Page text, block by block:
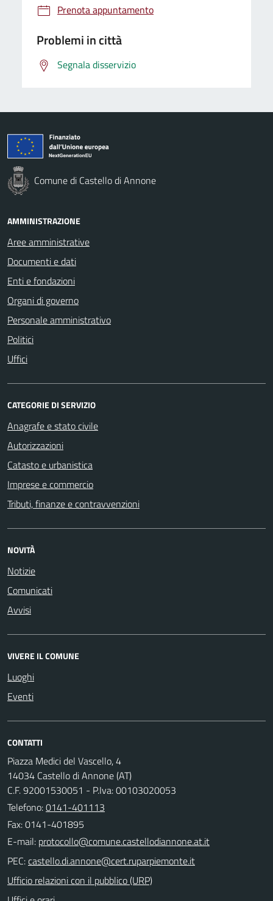
Prenota appuntamento
Problemi in città
Segnala disservizio
Comune di Castello di Annone
AMMINISTRAZIONE
Aree amministrative
Documenti e dati
Enti e fondazioni
Organi di governo
Personale amministrativo
Politici
Uffici
CATEGORIE DI SERVIZIO
Anagrafe e stato civile
Autorizzazioni
Catasto e urbanistica
Imprese e commercio
Tributi, finanze e contravvenzioni
NOVITÀ
Notizie
Comunicati
Avvisi
VIVERE IL COMUNE
Luoghi
Eventi
CONTATTI
Piazza Medici del Vascello, 4
14034 Castello di Annone (AT)
C.F. 92001530051 - P.Iva: 00103020053
Telefono:0141-401113
Fax: 0141-401895
E-mail:
PEC:
Ufficio relazioni con il pubblico (URP)